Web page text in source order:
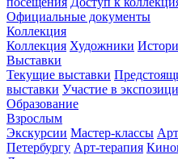
Официальные документы
Коллекция
Коллекция Художники
Выставки
Текущие выставки
выставки Участие в
Образование
Взрослым
Экскурсии Мастер-классы
Петербургу Арт-терапия